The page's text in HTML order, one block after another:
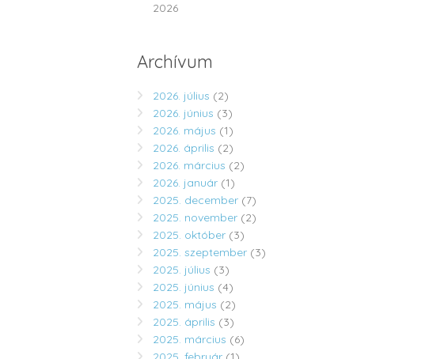
2026
Archívum
2026. július (2)
2026. június (3)
2026. május (1)
2026. április (2)
2026. március (2)
2026. január(1)
2025. december(7)
2025. november(2)
2025. október(3)
2025. szeptember(3)
2025. július (3)
2025. június (4)
2025. május (2)
2025. április (3)
2025. március (6)